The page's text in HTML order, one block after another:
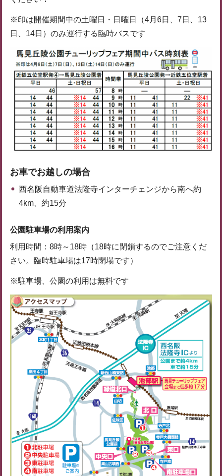
※印は開催期間中の土曜日・日曜日（4月6日、7日、13
日、14日）のみ運行する臨時バスです
お車でお越しの場合
西名阪自動車道法隆寺インターチェンジから南へ約
4km、約15分
公園駐車場の利用案内
利用時間：8時～18時（18時に閉鎖するのでご注意くだ
さい。臨時駐車場は17時閉場です）
※駐車場、公園の利用は無料です